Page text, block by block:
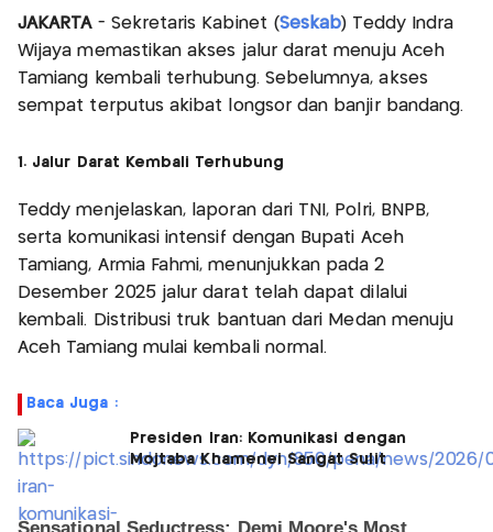
JAKARTA- Sekretaris Kabinet (Seskab) Teddy Indra
Wijaya memastikan akses jalur darat menuju Aceh
Tamiang kembali terhubung. Sebelumnya, akses
sempat terputus akibat longsor dan banjir bandang.
1. Jalur Darat Kembali Terhubung
Teddy menjelaskan, laporan dari TNI, Polri, BNPB,
serta komunikasi intensif dengan Bupati Aceh
Tamiang, Armia Fahmi, menunjukkan pada 2
Desember 2025 jalur darat telah dapat dilalui
kembali. Distribusi truk bantuan dari Medan menuju
Aceh Tamiang mulai kembali normal.
Baca Juga :
Presiden Iran: Komunikasi dengan
Mojtaba Khamenei Sangat Sulit